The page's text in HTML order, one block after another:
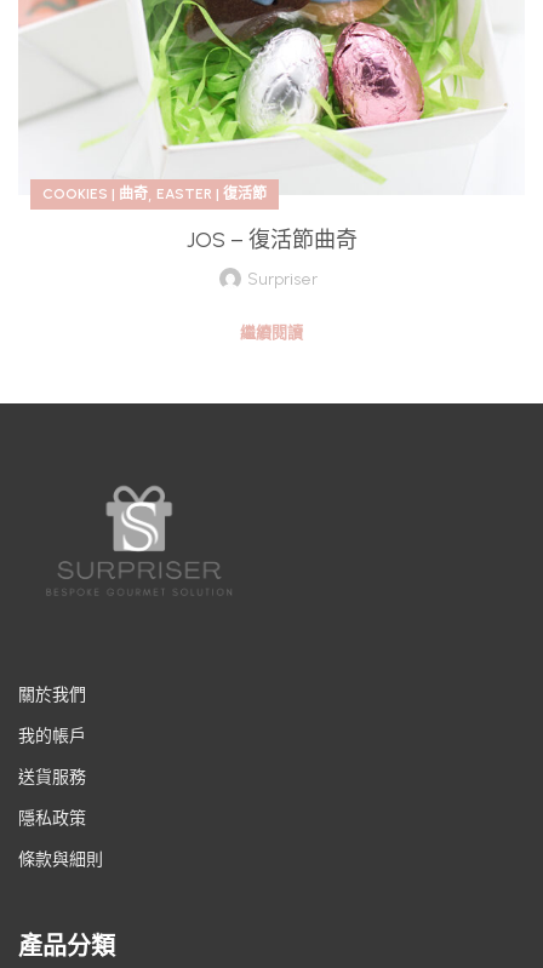
COOKIES | 曲奇, EASTER | 復活節
JOS – 復活節曲奇
Surpriser
繼續閱讀
關於我們
我的帳戶
送貨服務
隱私政策
條款與細則
產品分類